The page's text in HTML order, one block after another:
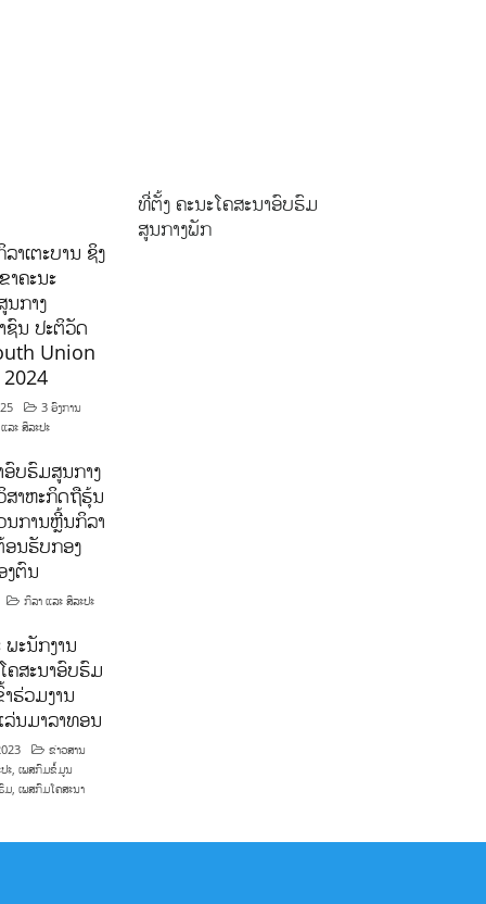
າເຕະບານ ຊິງ
າຄະນະ
ນກາງ
ຊົນ ປະຕິວັດ
Union
2024
3 ອົງການ
ລະ ສິລະປະ
ອົບຮົມສູນກາງ
າຫະກິດຖືຮຸ້ນ
ນການຫຼີ້ນກິລາ
ອນຮັບກອງ
ງຕົນ
ກິລາ ແລະ ສິລະປະ
ພະນັກງານ
ຄສະນາອົບຮົມ
ຮ່ວມງານ
ນມາລາທອນ
ຂ່າວສານ
ະ, ເພສກົມຂໍ້ມູນ
ມ, ເພສກົມໂຄສະນາ
ທີ່ຕັ້ງ ຄະນະໂຄສະນາອົບຮົມ
ສູນກາງພັກ